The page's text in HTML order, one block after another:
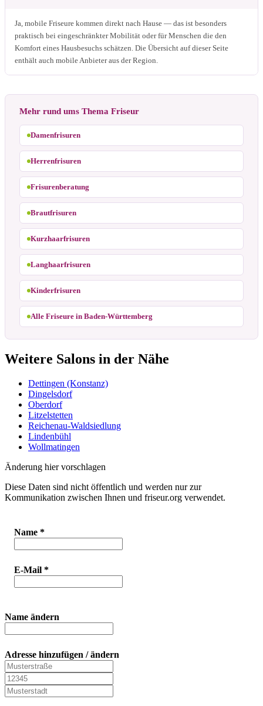
Ja, mobile Friseure kommen direkt nach Hause — das ist besonders
praktisch bei eingeschränkter Mobilität oder für Menschen die den
Komfort eines Hausbesuchs schätzen. Die Übersicht auf dieser Seite
enthält auch mobile Anbieter aus der Region.
Mehr rund ums Thema Friseur
Damenfrisuren
Herrenfrisuren
Frisurenberatung
Brautfrisuren
Kurzhaarfrisuren
Langhaarfrisuren
Kinderfrisuren
Alle Friseure in Baden-Württemberg
Weitere Salons in der Nähe
Dettingen (Konstanz)
Dingelsdorf
Oberdorf
Litzelstetten
Reichenau-Waldsiedlung
Lindenbühl
Wollmatingen
Änderung hier vorschlagen
Diese Daten sind nicht öffentlich und werden nur zur
Kommunikation zwischen Ihnen und friseur.org verwendet.
Name *
E-Mail *
Name ändern
Adresse hinzufügen / ändern